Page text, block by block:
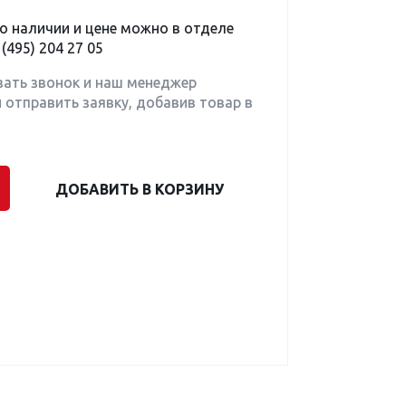
наличии и цене можно в отделе
204 27 05
звонок и наш менеджер
заявку, добавив товар в
ДОБАВИТЬ В КОРЗИНУ